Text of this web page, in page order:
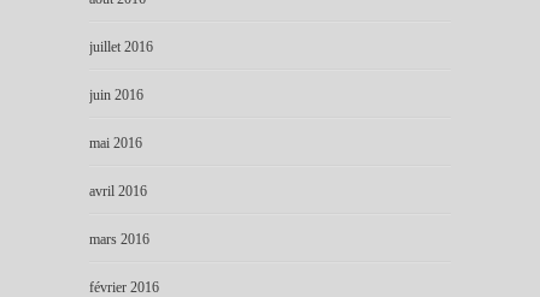
juillet 2016
juin 2016
mai 2016
avril 2016
mars 2016
février 2016